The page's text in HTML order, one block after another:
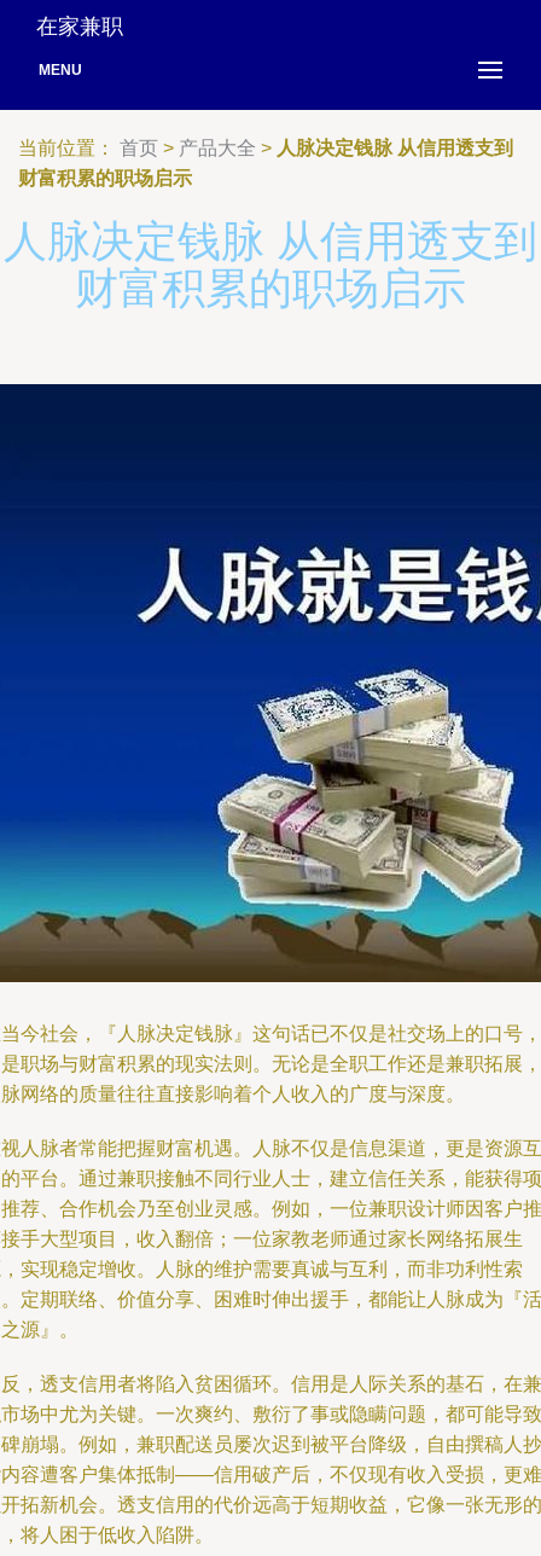
在家兼职
MENU
当前位置： 首页 > 产品大全 > 人脉决定钱脉 从信用透支到
财富积累的职场启示
人脉决定钱脉 从信用透支到
财富积累的职场启示
今社会，『人脉决定钱脉』这句话已不仅是社交场上的口号，
职场与财富积累的现实法则。无论是全职工作还是兼职拓展，
网络的质量往往直接影响着个人收入的广度与深度。
人脉者常能把握财富机遇。人脉不仅是信息渠道，更是资源互
平台。通过兼职接触不同行业人士，建立信任关系，能获得项
荐、合作机会乃至创业灵感。例如，一位兼职设计师因客户推
手大型项目，收入翻倍；一位家教老师通过家长网络拓展生
实现稳定增收。人脉的维护需要真诚与互利，而非功利性索
定期联络、价值分享、困难时伸出援手，都能让人脉成为『活
源』。
，透支信用者将陷入贫困循环。信用是人际关系的基石，在兼
场中尤为关键。一次爽约、敷衍了事或隐瞒问题，都可能导致
崩塌。例如，兼职配送员屡次迟到被平台降级，自由撰稿人抄
容遭客户集体抵制——信用破产后，不仅现有收入受损，更难
拓新机会。透支信用的代价远高于短期收益，它像一张无形的
将人困于低收入陷阱。